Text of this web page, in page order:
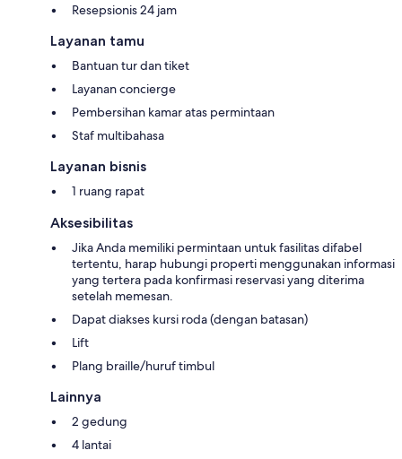
Resepsionis 24 jam
Layanan tamu
Bantuan tur dan tiket
Layanan concierge
Pembersihan kamar atas permintaan
Staf multibahasa
Layanan bisnis
1 ruang rapat
Aksesibilitas
Jika Anda memiliki permintaan untuk fasilitas difabel
tertentu, harap hubungi properti menggunakan informasi
yang tertera pada konfirmasi reservasi yang diterima
setelah memesan.
Dapat diakses kursi roda (dengan batasan)
Lift
Plang braille/huruf timbul
Lainnya
2 gedung
4 lantai